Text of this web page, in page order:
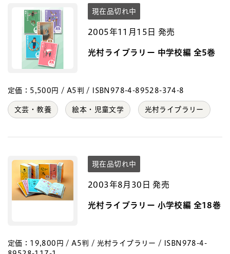
現在品切れ中
2005年11月15日 発売
光村ライブラリー 中学校編 全5巻
定価：5,500円 / A5判 / ISBN978-4-89528-374-8
文芸・教養 絵本・児童文学 光村ライブラリー
現在品切れ中
2003年8月30日 発売
光村ライブラリー 小学校編 全18巻
定価：19,800円 / A5判 / 光村ライブラリー / ISBN978-4-